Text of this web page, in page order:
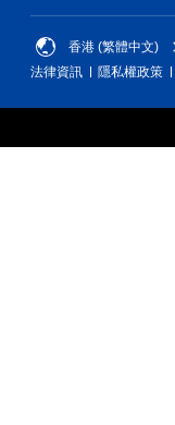
香港 (繁體中文)
法律資訊
隱私權政策